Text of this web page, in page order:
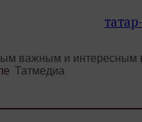
важным и интересным
Татмедиа